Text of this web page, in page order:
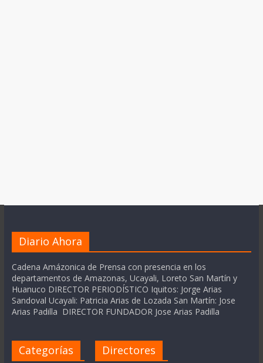
Diario Ahora
Cadena Amázonica de Prensa con presencia en los
departamentos de Amazonas, Ucayali, Loreto San Martín y
Huanuco DIRECTOR PERIODÍSTICO Iquitos: Jorge Arias
Sandoval Ucayali: Patricia Arias de Lozada San Martín: Jose
Arias Padilla DIRECTOR FUNDADOR Jose Arias Padilla
Categorías Directores